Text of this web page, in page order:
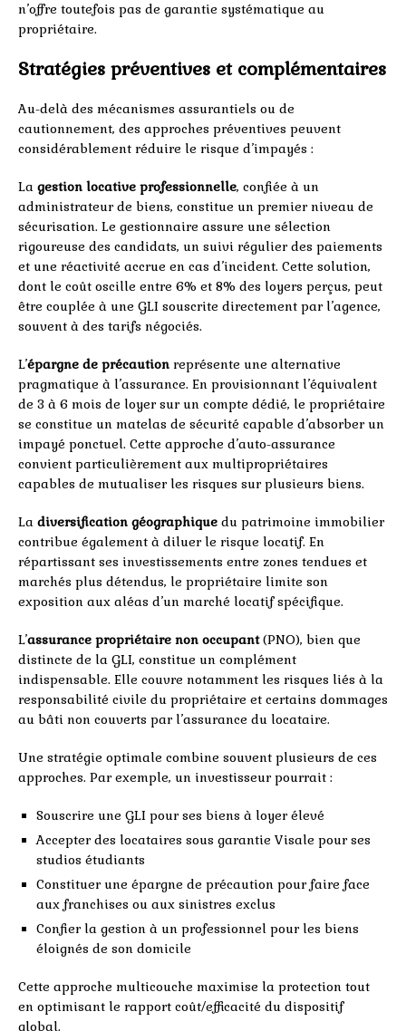
n’offre toutefois pas de garantie systématique au
propriétaire.
Stratégies préventives et complémentaires
Au-delà des mécanismes assurantiels ou de
cautionnement, des approches préventives peuvent
considérablement réduire le risque d’impayés :
La gestion locative professionnelle, confiée à un
administrateur de biens, constitue un premier niveau de
sécurisation. Le gestionnaire assure une sélection
rigoureuse des candidats, un suivi régulier des paiements
et une réactivité accrue en cas d’incident. Cette solution,
dont le coût oscille entre 6% et 8% des loyers perçus, peut
être couplée à une GLI souscrite directement par l’agence,
souvent à des tarifs négociés.
L’épargne de précaution représente une alternative
pragmatique à l’assurance. En provisionnant l’équivalent
de 3 à 6 mois de loyer sur un compte dédié, le propriétaire
se constitue un matelas de sécurité capable d’absorber un
impayé ponctuel. Cette approche d’auto-assurance
convient particulièrement aux multipropriétaires
capables de mutualiser les risques sur plusieurs biens.
La diversification géographique du patrimoine immobilier
contribue également à diluer le risque locatif. En
répartissant ses investissements entre zones tendues et
marchés plus détendus, le propriétaire limite son
exposition aux aléas d’un marché locatif spécifique.
L’assurance propriétaire non occupant(PNO), bien que
distincte de la GLI, constitue un complément
indispensable. Elle couvre notamment les risques liés à la
responsabilité civile du propriétaire et certains dommages
au bâti non couverts par l’assurance du locataire.
Une stratégie optimale combine souvent plusieurs de ces
approches. Par exemple, un investisseur pourrait :
Souscrire une GLI pour ses biens à loyer élevé
Accepter des locataires sous garantie Visale pour ses
studios étudiants
Constituer une épargne de précaution pour faire face
aux franchises ou aux sinistres exclus
Confier la gestion à un professionnel pour les biens
éloignés de son domicile
Cette approche multicouche maximise la protection tout
en optimisant le rapport coût/efficacité du dispositif
global.